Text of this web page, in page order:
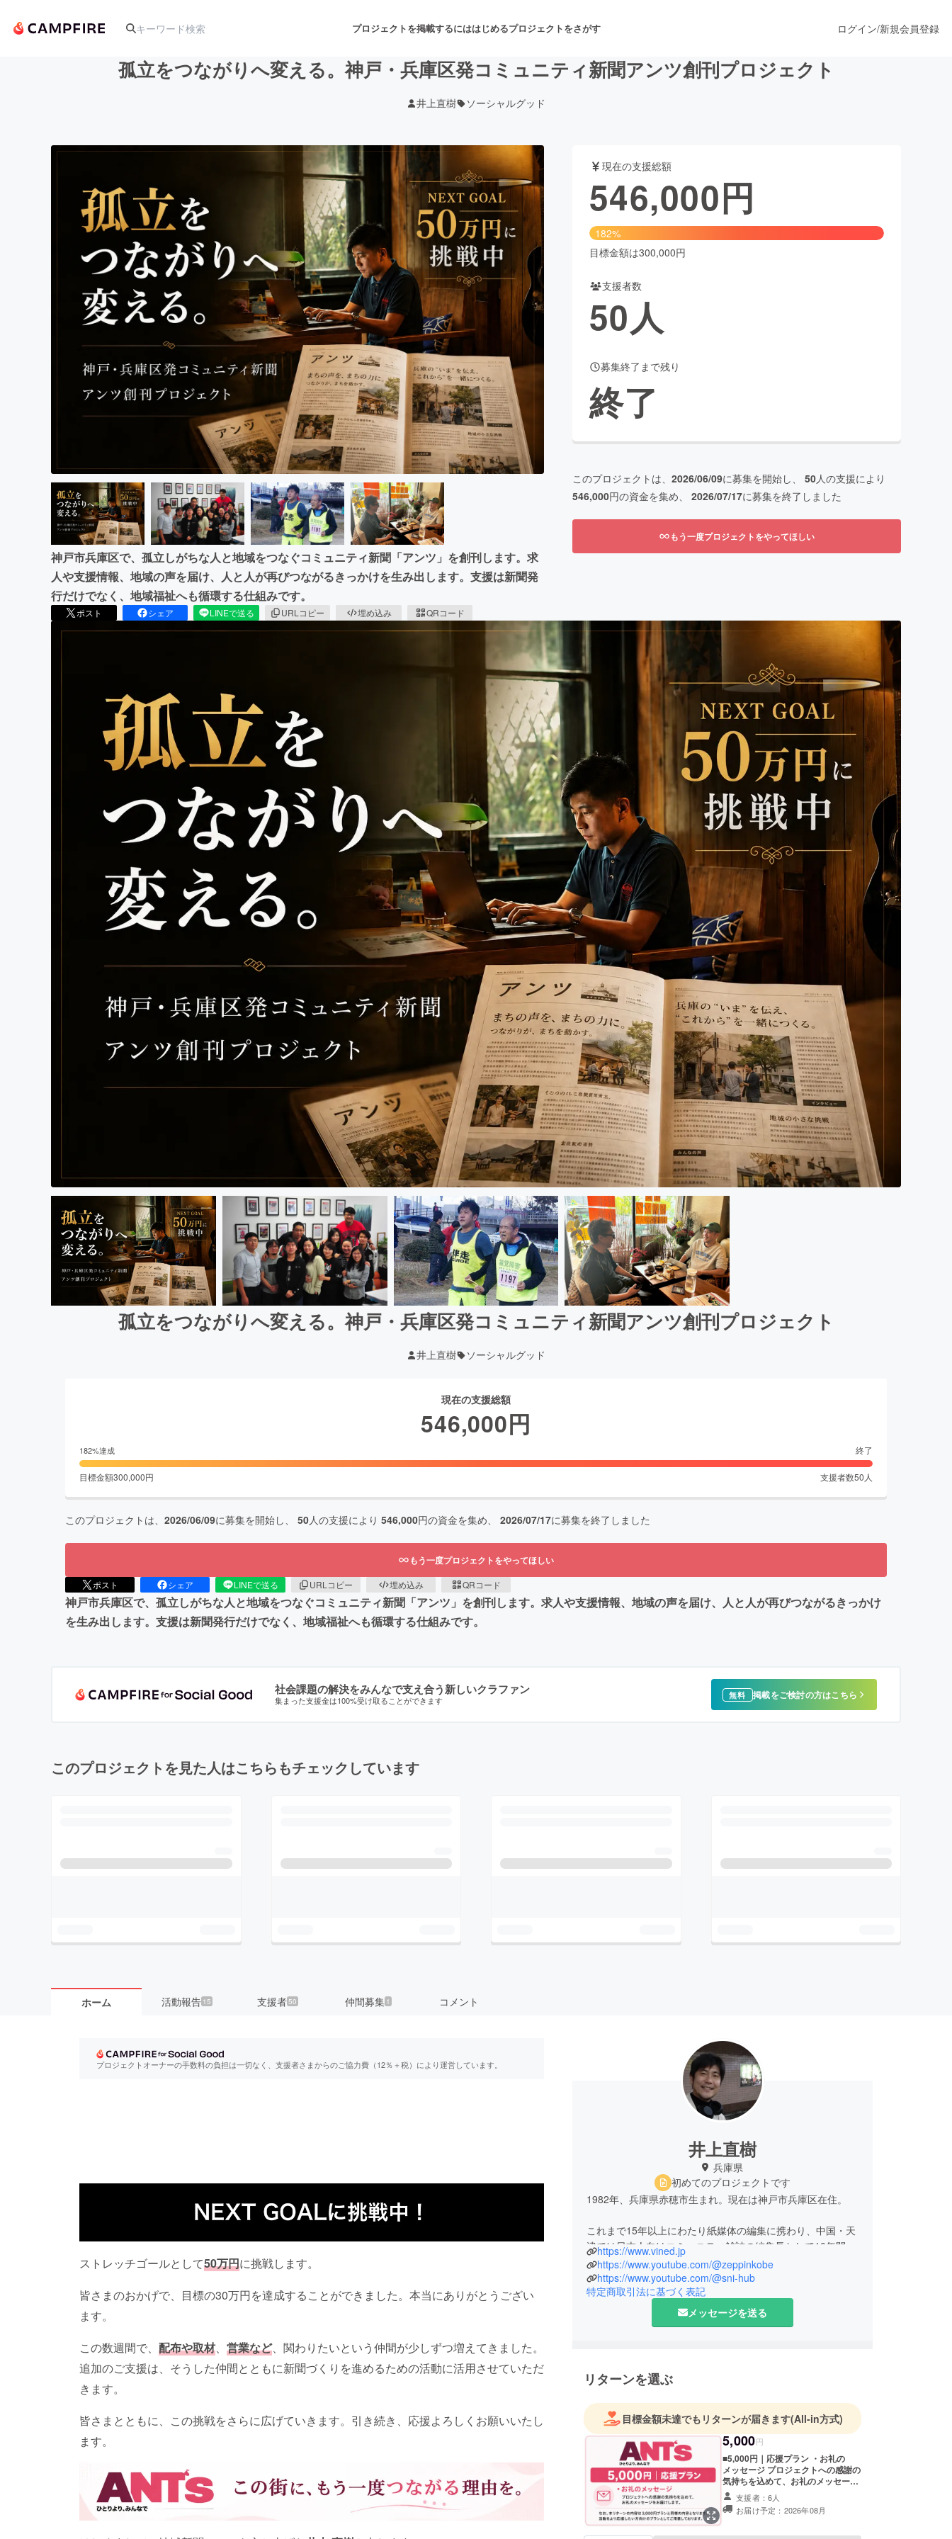
プロジェクトを掲載するにははじめるプロジェクトをさがす
音楽 舞台・パフォーマンス
テクノロジー・ガジェット ゲーム・サービス開発 フード・飲食店 ファッション
映像・映画 書籍・雑誌出版 アニメ・漫画
ビジネス・起業 チャレンジ ビューティー・ヘルスケア
まちづくり・地域活性化
CAMPFIRE for Social Good
CAMPFIRE Creation
CAMPFIREふるさと納税machi-ya
ログイン/新規会員登録
孤立をつながりへ変える。神戸・兵庫区発コミュニティ新聞アンツ創刊プロジェクト
井上直樹 ソーシャルグッド
神戸市兵庫区で、孤立しがちな人と地域をつなぐコミュニティ新聞「アンツ」を創刊します。求
人や支援情報、地域の声を届け、人と人が再びつながるきっかけを生み出します。支援は新聞発
行だけでなく、地域福祉へも循環する仕組みです。
ポスト シェア LINEで送る URLコピー 埋め込み QRコード
現在の支援総額
546,000円
182%
目標金額は300,000円
支援者数
50人
募集終了まで残り
終了
このプロジェクトは、 2026/06/09に募集を開始し、 50人の支援により
546,000円の資金を集め、 2026/07/17に募集を終了しました
もう一度プロジェクトをやってほしい
孤立をつながりへ変える。神戸・兵庫区発コミュニティ新聞アンツ創刊プロジェクト
井上直樹 ソーシャルグッド
現在の支援総額
546,000円
182%達成 終了
目標金額300,000円 支援者数50 人
このプロジェクトは、 2026/06/09に募集を開始し、 50人の支援により 546,000円の資金を集め、 2026/07/17に募集を終了しました
もう一度プロジェクトをやってほしい
ポスト シェア LINEで送る URLコピー 埋め込み QRコード
神戸市兵庫区で、孤立しがちな人と地域をつなぐコミュニティ新聞「アンツ」を創刊します。求人や支援情報、地域の声を届け、人と人が再びつながるきっかけ
を生み出します。支援は新聞発行だけでなく、地域福祉へも循環する仕組みです。
社会課題の解決をみんなで支え合う新しいクラファン
集まった支援金は100%受け取ることができます 無料 掲載をご検討の方はこちら
このプロジェクトを見た人はこちらもチェックしています
ホーム 活動報告 15 支援者50 仲間募集 1 コメント
プロジェクトオーナーの手数料の負担は一切なく、支援者さまからのご協力費（12％＋税）により運営しています。
ストレッチゴールとして50万円に挑戦します。
皆さまのおかげで、目標の30万円を達成することができました。本当にありがとうござい
ます。
この数週間で、 配布や取材、 営業など、関わりたいという仲間が少しずつ増えてきました。
追加のご支援は、そうした仲間とともに新聞づくりを進めるための活動に活用させていただ
きます。
皆さまとともに、この挑戦をさらに広げていきます。引き続き、応援よろしくお願いいたし
ます。
井上直樹
兵庫県
初めてのプロジェクトです
1982年、兵庫県赤穂市生まれ。現在は神戸市兵庫区在住。
これまで15年以上にわたり紙媒体の編集に携わり、中国・天
津では日本人向けコミュニティ雑誌の編集長として10年間活
動。企画・取材・編集・営業まで一貫して行い、現地で暮ら
す人々をつなぐ媒体づくりに取り組んできました。
帰国後は広告制作や映像制作にも関わりながら、現在は兵庫
区に拠点を移し、地域新聞「アンツ」の創刊に向けた準備を
また、2022年より視覚障害者の伴走ボランティアとして活動
し、人に寄り添うことや、見えない立場への理解を深めてき
ました。
過去には事業の失敗により大きな挫折も経験しましたが、そ
の中で地域の人とのつながりに支えられたことが、今回のプ
ロジェクトの原点となっています。
https://www.vined.jp
https://www.youtube.com/@zeppinkobe
https://www.youtube.com/@sni-hub
特定商取引法に基づく表記
メッセージを送る
リターンを選ぶ
目標金額未達でもリターンが届きます(All-in方式)
5,000円
■5,000円｜応援プラン ・お礼の
メッセージ プロジェクトへの感謝の
気持ちを込めて、お礼のメッセージ
をお届けします。 なお、本リターン
の内容は3,000円プランと同様の内
容となります。活動をより応援した
支援者：6人
お届け予定：2026年08月